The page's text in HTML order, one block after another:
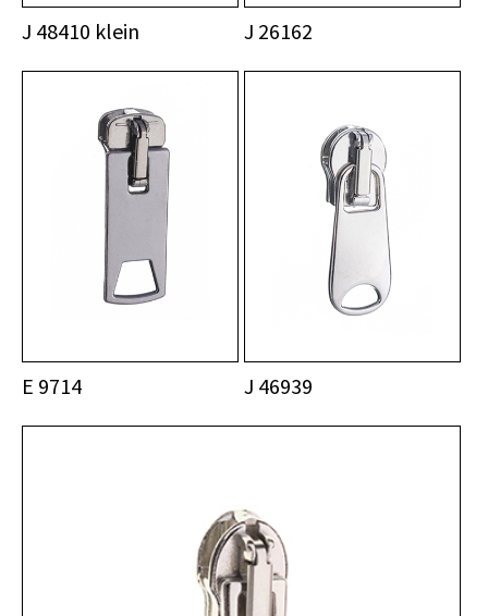
J 48410 klein J 26162
E 9714 J 46939